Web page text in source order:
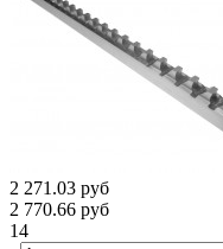
2 271.03 руб
2 770.66 руб
14